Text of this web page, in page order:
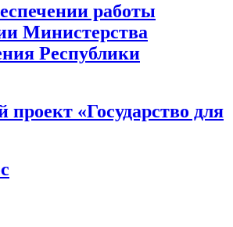
работы
Министерства
Республики
«Государство для